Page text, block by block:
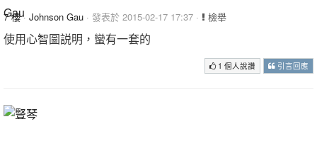
7 樓· Johnson Gau · 發表於 2015-02-17 17:37 · 檢舉
使用心智圖説明，蠻有一套的
1 個人說讚 引言回應